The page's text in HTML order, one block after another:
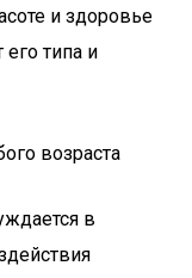
и здоровье
типа и
возраста
в